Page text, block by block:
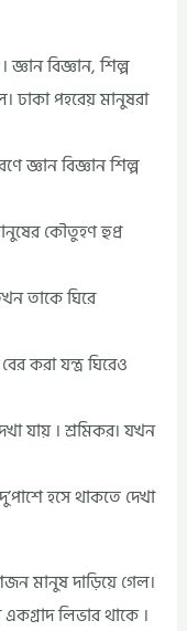
বিজ্ঞান, শিল্প
পহরেয় মানুষরা
জ্ঞান বিজ্ঞান শিল্প
কৌতুহণ হুপ্র
তাকে ঘিরে
করা যন্ত্র ঘিরেও
যায় । শ্রমিকর। যখন
হসে থাকতে দেখা
মানুষ দাড়িয়ে গেল।
লিভার থাকে ।